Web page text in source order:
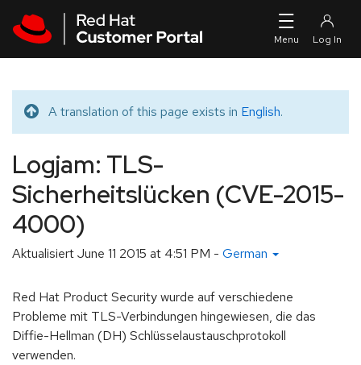
Translated message
A translation of this page exists in English.
Logjam: TLS-
Sicherheitslücken (CVE-2015-
4000)
AktualisiertJune 11 2015 at 4:51 PM - German
Red Hat Product Security wurde auf verschiedene
Probleme mit TLS-Verbindungen hingewiesen, die das
Diffie-Hellman (DH) Schlüsselaustauschprotokoll
verwenden.